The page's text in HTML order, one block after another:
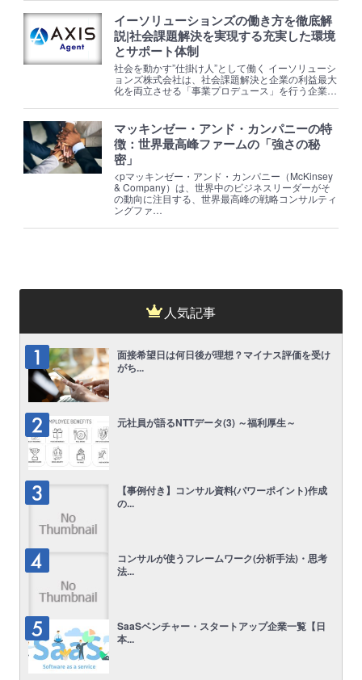
イーソリューションズの働き方を徹底解
説|社会課題解決を実現する充実した環境
とサポート体制
社会を動かす”仕掛け人”として働く イーソリューシ
ョンズ株式会社は、社会課題解決と企業の利益最大
化を両立させる「事業プロデュース」を行う企業…
マッキンゼー・アンド・カンパニーの特
徴：世界最高峰ファームの「強さの秘
密」
<pマッキンゼー・アンド・カンパニー（McKinsey
& Company）は、世界中のビジネスリーダーがそ
の動向に注目する、世界最高峰の戦略コンサルティ
ングファ…
人気記事
面接希望日は何日後が理想？マイナス評価を受け
がち...
元社員が語るNTTデータ(3) ～福利厚生～
【事例付き】コンサル資料(パワーポイント)作成
の...
コンサルが使うフレームワーク(分析手法)・思考
法...
SaaSベンチャー・スタートアップ企業一覧【日
本...